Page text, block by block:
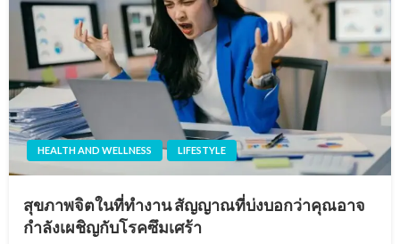
HEALTH AND WELLNESS LIFESTYLE
สุขภาพจิตในที่ทำงาน สัญญาณที่บ่งบอกว่าคุณอาจ
กำลังเผชิญกับโรคซึมเศร้า